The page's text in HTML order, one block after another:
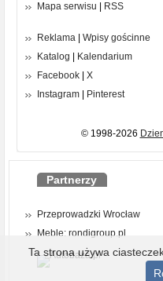
Mapa serwisu
RSS
Reklama
Wpisy gościnne
Katalog
Kalendarium
Facebook
X
Instagram
Pinterest
© 1998-2026
Partnerzy
Przeprowadzki Wrocław
Meble: rondigroup.pl
Ta strona używa